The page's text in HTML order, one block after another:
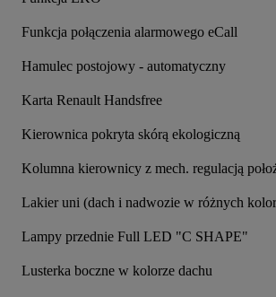
Funkcja połączenia alarmowego eCall
Hamulec postojowy - automatyczny
Karta Renault Handsfree
Kierownica pokryta skórą ekologiczną
Kolumna kierownicy z mech. regulacją
Lakier uni (dach i nadwozie w różnych
Lampy przednie Full LED "C SHAPE"
Lusterka boczne w kolorze dachu